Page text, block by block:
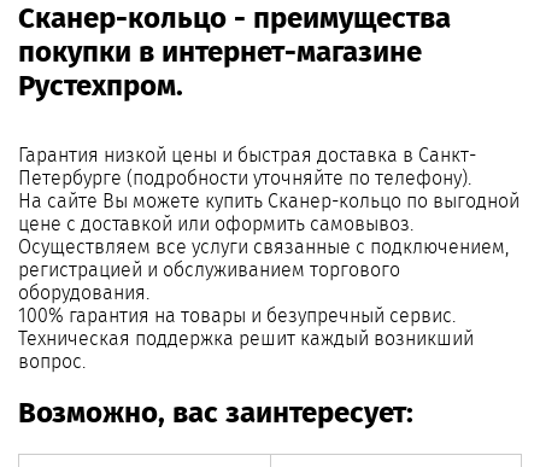
Сканер-кольцо - преимущества
покупки в интернет-магазине
Рустехпром.
Гарантия низкой цены и быстрая доставка в Санкт-
Петербурге (подробности уточняйте по телефону).
На сайте Вы можете купить Сканер-кольцо по выгодной
цене с доставкой или оформить самовывоз.
Осуществляем все услуги связанные с подключением,
регистрацией и обслуживанием торгового
оборудования.
100% гарантия на товары и безупречный сервис.
Техническая поддержка решит каждый возникший
вопрос.
Возможно, вас заинтересует: